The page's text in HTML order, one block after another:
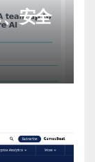
安全